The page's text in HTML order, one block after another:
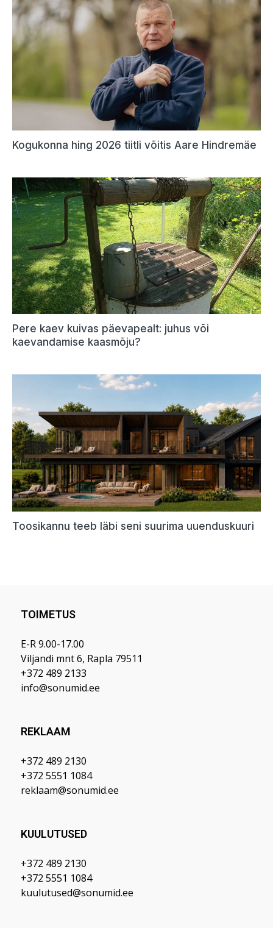
TOIMETUS
E-R 9.00-17.00
Viljandi mnt 6, Rapla 79511
+372 489 2133
info@sonumid.ee
REKLAAM
+372 489 2130
+372 5551 1084
reklaam@sonumid.ee
KUULUTUSED
+372 489 2130
+372 5551 1084
kuulutused@sonumid.ee